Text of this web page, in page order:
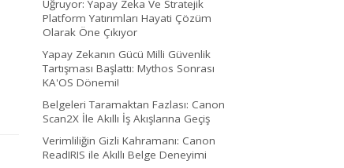
Uğruyor: Yapay Zeka Ve Stratejik
Platform Yatırımları Hayati Çözüm
Olarak Öne Çıkıyor
Yapay Zekanın Gücü Milli Güvenlik
Tartışması Başlattı: Mythos Sonrası
KA'OS Dönemi!
Belgeleri Taramaktan Fazlası: Canon
Scan2X İle Akıllı İş Akışlarına Geçiş
Verimliliğin Gizli Kahramanı: Canon
ReadIRIS ile Akıllı Belge Deneyimi